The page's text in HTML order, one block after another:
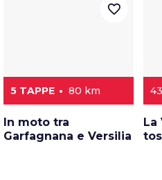
5 TAPPE 80 km
In moto tra
Garfagnana e Versilia
favorite_border
La